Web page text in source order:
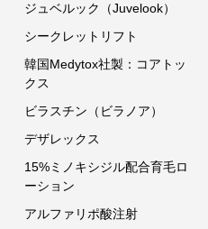
ジュベルック（Juvelook）
シークレットリフト
韓国Medytox社製：コアトッ
クス
ビラスチン（ビラノア）
デザレックス
15%ミノキシジル配合育毛ロ
ーション
アルファリポ酸注射